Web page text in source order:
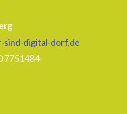
sind-digital-dorf.de
7751484‬